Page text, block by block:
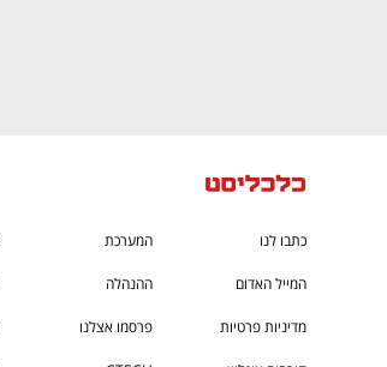
כתבו לנו המערכת
המייל האדום ההנהלה
מדיניות פרטיות פרסמו אצלנו